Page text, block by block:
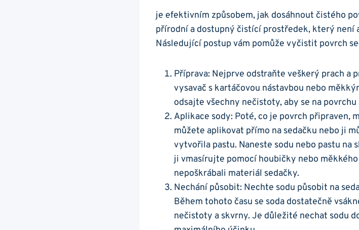
je efektivním způsobem, jak dosáhnout čistého
přírodní a dostupný čistící prostředek, který není
Následující postup vám pomůže vyčistit povrch
Příprava: Nejprve odstraňte veškerý prach a
vysavač s kartáčovou nástavbou nebo
odsajte všechny nečistoty, aby se na
Aplikace sody: Poté, co je povrch připraven,
můžete aplikovat přímo na sedačku nebo ji
vytvořila pastu. Naneste sodu nebo pastu na
ji vmasírujte pomocí houbičky nebo
nepoškrábali materiál sedačky.
Nechání působit: Nechte sodu působit na
Během tohoto času se soda dostatečně
nečistoty a skvrny. Je důležité nechat sodu